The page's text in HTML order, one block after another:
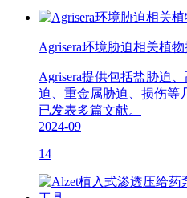
Agrisera环境胁迫相关植
Agrisera提供包括盐胁迫
迫、重金属胁迫、损伤等
已发表多篇文献。
2024-09
14